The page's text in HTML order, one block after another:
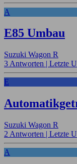
A
E85 Umbau
Suzuki Wagon R
3 Antworten | Letzte
E
Suzuki Wagon R
2 Antworten | Letzte
A